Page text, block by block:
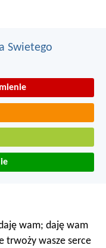
Swietego
wam; daję wam
trwoży wasze serce